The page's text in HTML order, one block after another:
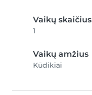
Vaikų skaičius
1
Vaikų amžius
Kūdikiai